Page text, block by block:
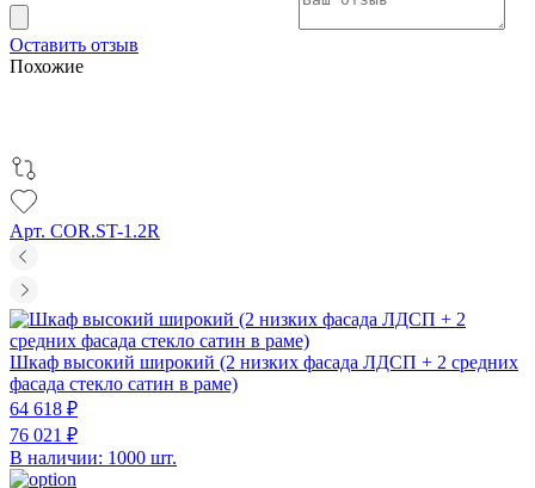
Оставить отзыв
Похожие
Арт. COR.ST-1.2R
Шкаф высокий широкий (2 низких фасада ЛДСП + 2 средних
фасада стекло сатин в раме)
64 618 ₽
76 021 ₽
В наличии: 1000 шт.